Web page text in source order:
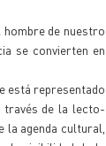
hombre de nuestro
se convierten en
está representado
través de la lecto-
agenda cultural,